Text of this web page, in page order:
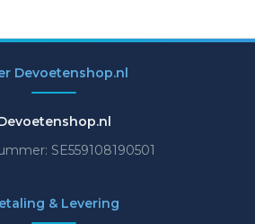
Devoetenshop.nl
SE559108190501
& Levering